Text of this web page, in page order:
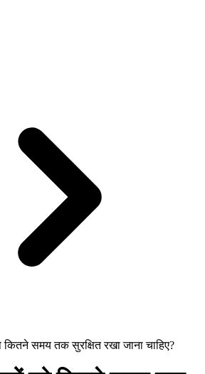
कितने समय तक सुरक्षित रखा जाना चाहिए?